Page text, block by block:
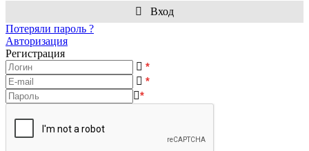
Вход
Потеряли пароль ?
Авторизация
Регистрация
*
*
*